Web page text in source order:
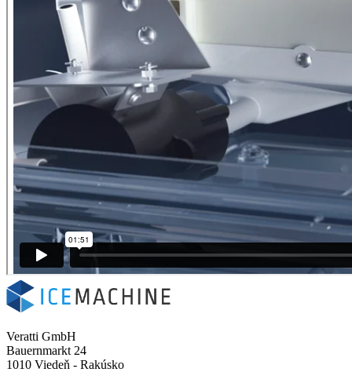
Veratti GmbH
Bauernmarkt 24
1010 Viedeň - Rakúsko